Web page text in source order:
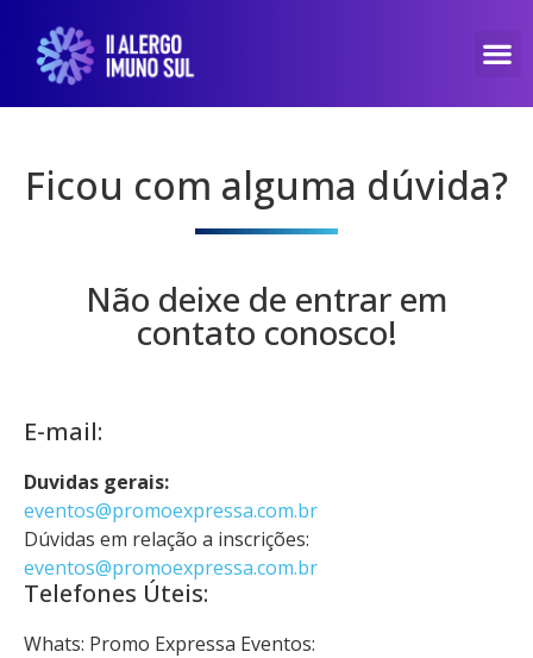
Ficou com alguma dúvida?
Não deixe de entrar em
contato conosco!
E-mail:
Duvidas gerais:
eventos@promoexpressa.com.br
Dúvidas em relação a inscrições:
eventos@promoexpressa.com.br
Telefones Úteis:
Whats: Promo Expressa Eventos: